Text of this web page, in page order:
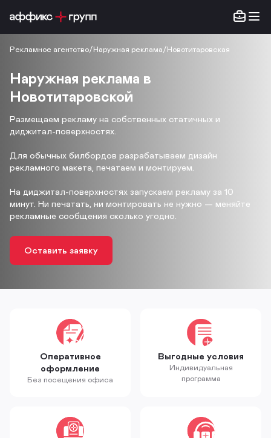
Рекламное агентство/Наружная реклама/Новотитаровская
Наружная реклама в
Новотитаровской
Размещаем рекламу на собственных статичных и
диджитал-поверхностях.
Для обычных билбордов разрабатываем дизайн
рекламного макета, печатаем и монтируем.
На диджитал-поверхностях запускаем рекламу за 10
минут. Ни печатать, ни монтировать не нужно — меняйте
рекламные сообщения сколько угодно.
Оставить заявку
Оперативное
оформление
Без посещения офиса
Выгодные условия
Индивидуальная
программа